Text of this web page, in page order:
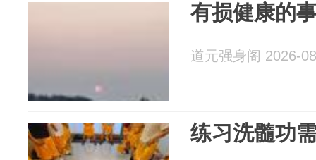
有损健康的
道元强身阁 2026-
练习洗髓功